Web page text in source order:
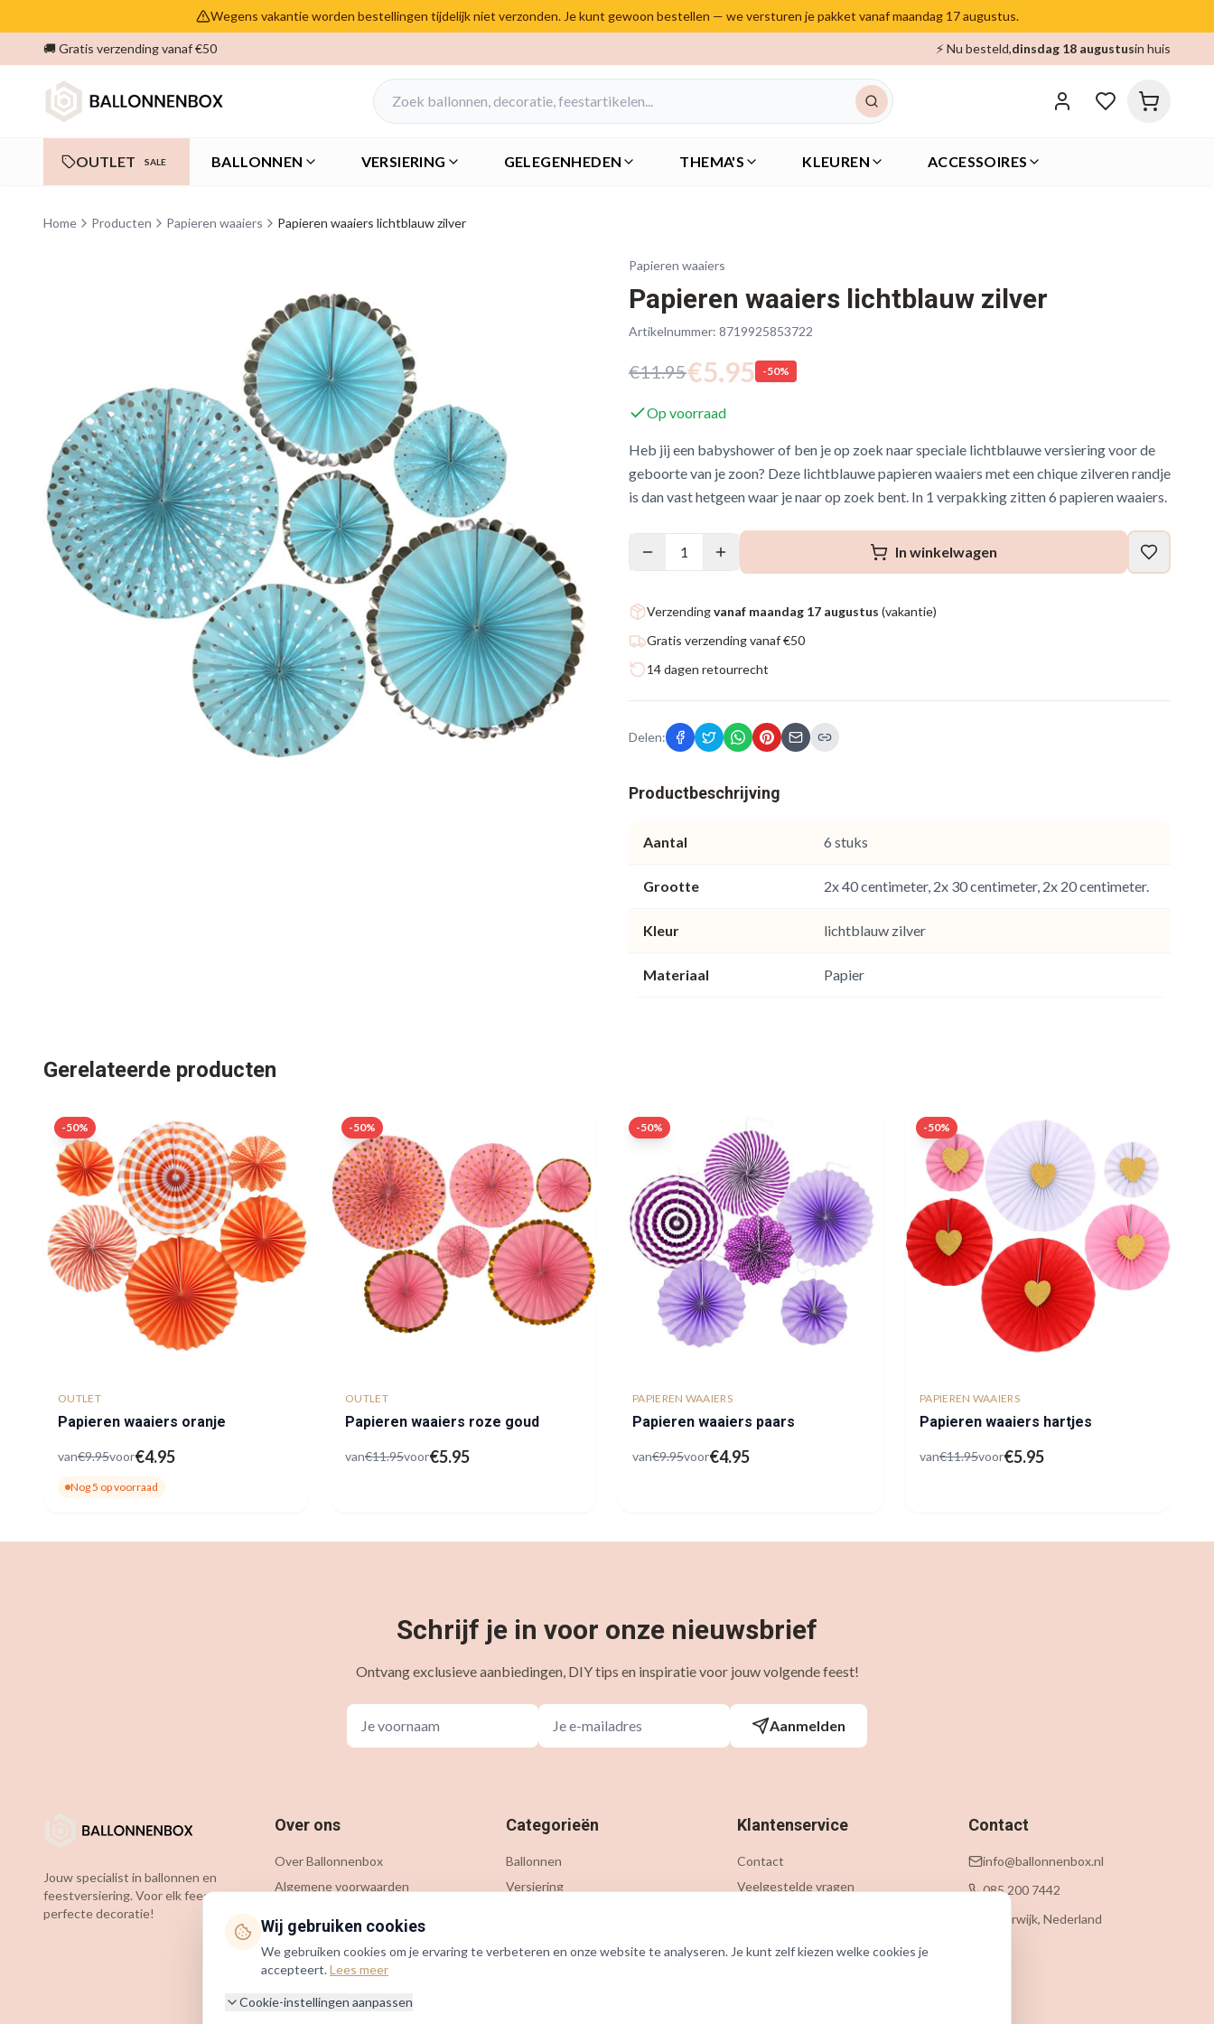
Wegens vakantie worden bestellingen tijdelijk niet verzonden. Je kunt gewoon bestellen — we versturen je pakket vanaf maandag 17 augustus.
🚚 Gratis verzending vanaf €50 ⚡ Nu besteld,dinsdag 18 augustusin huis
OUTLET SALE BALLONNEN VERSIERING GELEGENHEDEN THEMA'S KLEUREN ACCESSOIRES
Home Producten Papieren waaiers Papieren waaiers lichtblauw zilver
Papieren waaiers
Papieren waaiers lichtblauw zilver
Artikelnummer: 8719925853722
€11.95€5.95 -50%
Op voorraad
Heb jij een babyshower of ben je op zoek naar speciale lichtblauwe versiering voor de
geboorte van je zoon? Deze lichtblauwe papieren waaiers met een chique zilveren randje
is dan vast hetgeen waar je naar op zoek bent. In 1 verpakking zitten 6 papieren waaiers.
1 In winkelwagen
Verzendingvanaf maandag 17 augustus (vakantie)
Gratis verzending vanaf €50
14 dagen retourrecht
Delen:
Productbeschrijving
Aantal 6 stuks
Grootte 2x 40 centimeter, 2x 30 centimeter, 2x 20 centimeter.
Kleur lichtblauw zilver
Materiaal Papier
Gerelateerde producten
-50%
OUTLET
Papieren waaiers oranje
van€9.95voor€4.95
Nog5 op voorraad
-50%
OUTLET
Papieren waaiers roze goud
van€11.95voor€5.95
-50%
PAPIEREN WAAIERS
Papieren waaiers paars
van€9.95voor€4.95
-50%
PAPIEREN WAAIERS
Papieren waaiers hartjes
van€11.95voor€5.95
Schrijf je in voor onze nieuwsbrief
Ontvang exclusieve aanbiedingen, DIY tips en inspiratie voor jouw volgende feest!
Aanmelden
Jouw specialist in ballonnen en
feestversiering. Voor elk feest de
perfecte decoratie!
Over ons
Over Ballonnenbox
Algemene voorwaarden
Cookiebeleid
KVK: 54349583
Categorieën
Ballonnen
Versiering
Klantenservice
Contact
Veelgestelde vragen
Contact
info@ballonnenbox.nl
085 200 7442
Beverwijk, Nederland
Wij gebruiken cookies
We gebruiken cookies om je ervaring te verbeteren en onze website te analyseren. Je kunt zelf kiezen welke cookies je
accepteert.Lees meer
Cookie-instellingen aanpassen